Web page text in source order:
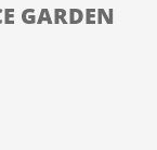
GARDEN